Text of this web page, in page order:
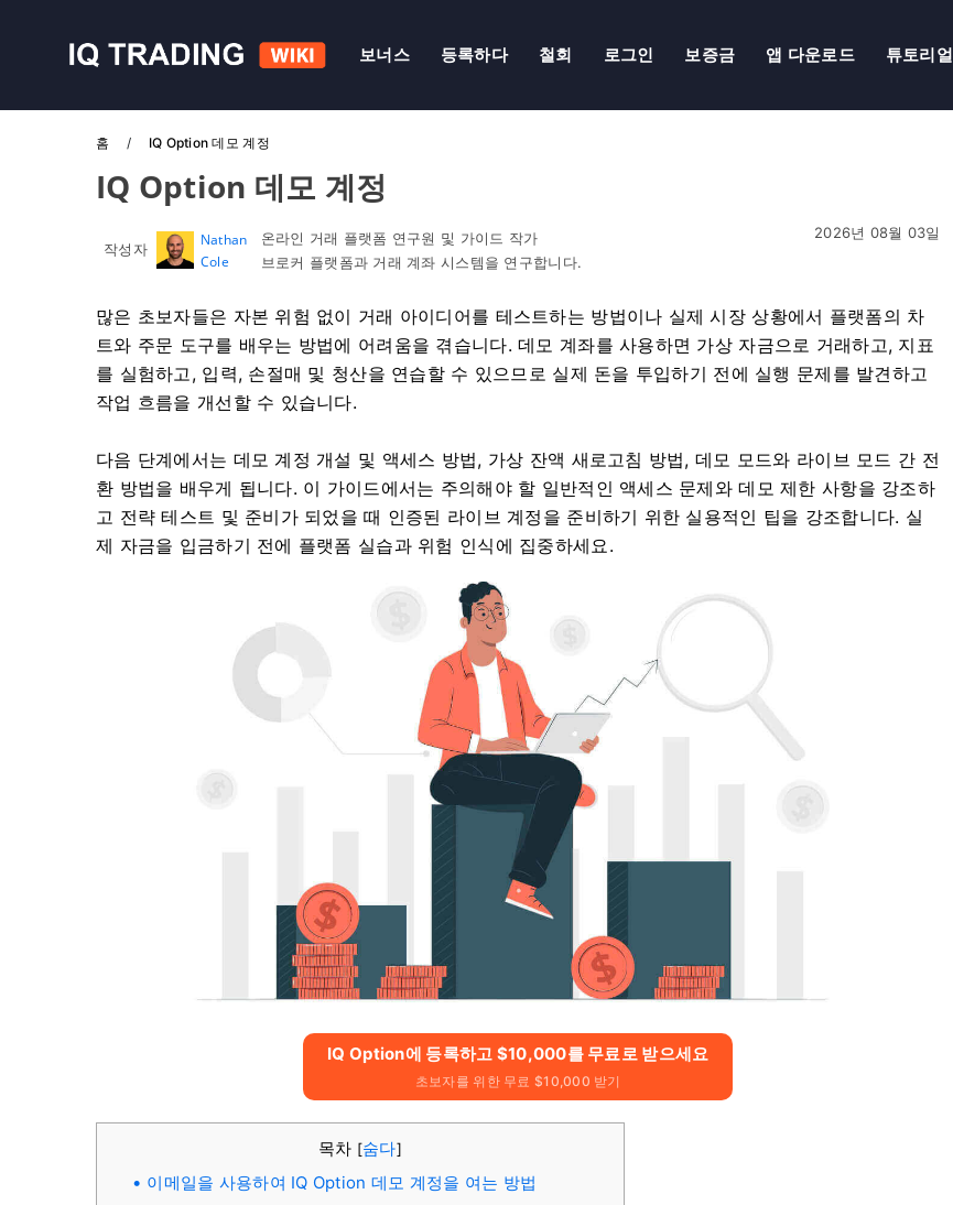
보너스 등록하다 철회 로그인 보증금 앱 다운로드 튜토리얼
홈 IQ Option 데모 계정
IQ Option 데모 계정
작성자
Nathan
Cole
온라인 거래 플랫폼 연구원 및 가이드 작가
브로커 플랫폼과 거래 계좌 시스템을 연구합니다.
2026년 08월 03일
많은 초보자들은 자본 위험 없이 거래 아이디어를 테스트하는 방법이나 실제 시장 상황에서 플랫폼의 차
트와 주문 도구를 배우는 방법에 어려움을 겪습니다. 데모 계좌를 사용하면 가상 자금으로 거래하고, 지표
를 실험하고, 입력, 손절매 및 청산을 연습할 수 있으므로 실제 돈을 투입하기 전에 실행 문제를 발견하고
작업 흐름을 개선할 수 있습니다.
다음 단계에서는 데모 계정 개설 및 액세스 방법, 가상 잔액 새로고침 방법, 데모 모드와 라이브 모드 간 전
환 방법을 배우게 됩니다. 이 가이드에서는 주의해야 할 일반적인 액세스 문제와 데모 제한 사항을 강조하
고 전략 테스트 및 준비가 되었을 때 인증된 라이브 계정을 준비하기 위한 실용적인 팁을 강조합니다. 실
제 자금을 입금하기 전에 플랫폼 실습과 위험 인식에 집중하세요.
IQ Option에 등록하고 $10,000를 무료로 받으세요
초보자를 위한 무료 $10,000 받기
목차 [숨다]
이메일을 사용하여 IQ Option 데모 계정을 여는 방법